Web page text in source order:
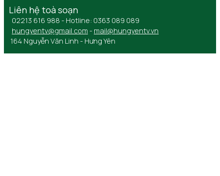
Liên hệ toà soạn
02213 616 988 - Hotline: 0363 089 089
hungyentv@gmail.com - mail@hungyentv.vn
164 Nguyễn Văn Linh - Hưng Yên